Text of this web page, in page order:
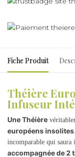
Fiche Produit
Théière
Infuseur
Une Théière
européens insolites
incomparable qui saura
accompagnée de 2